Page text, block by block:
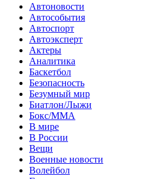
Автоновости
Автособытия
Автоспорт
Автоэксперт
Актеры
Аналитика
Баскетбол
Безопасность
Безумный мир
Биатлон/Лыжи
Бокс/MMA
В мире
В России
Вещи
Военные новости
Волейбол